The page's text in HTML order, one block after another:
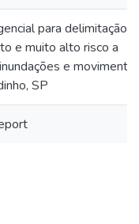
para delimitação
e muito alto risco a
e
SP